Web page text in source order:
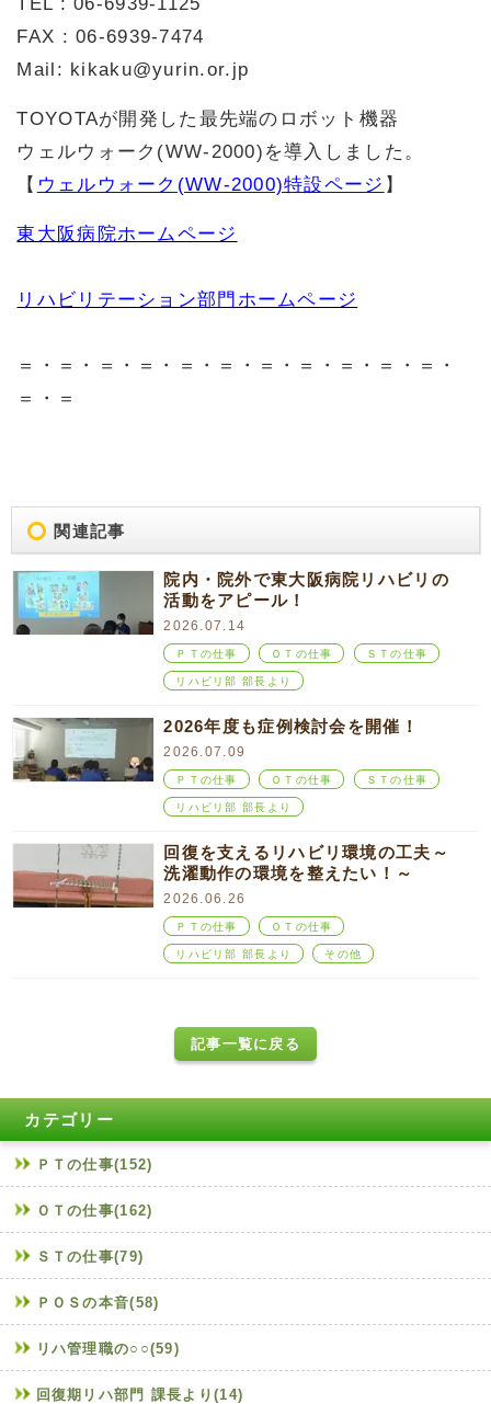
TEL : 06-6939-1125
FAX : 06-6939-7474
Mail: kikaku@yurin.or.jp
TOYOTAが開発した最先端のロボット機器
ウェルウォーク(WW-2000)を導入しました。
【 ウェルウォーク(WW-2000)特設ページ 】
東大阪病院ホームページ
リハビリテーション部門ホームページ
＝・＝・＝・＝・＝・＝・＝・＝・＝・＝・＝・
＝・＝
関連記事
院内・院外で東大阪病院リハビリの
活動をアピール！
2026.07.14
ＰＴの仕事 ＯＴの仕事 ＳＴの仕事
リハビリ部 部長より
2026年度も症例検討会を開催！
2026.07.09
ＰＴの仕事 ＯＴの仕事 ＳＴの仕事
リハビリ部 部長より
回復を支えるリハビリ環境の工夫～
洗濯動作の環境を整えたい！～
2026.06.26
ＰＴの仕事 ＯＴの仕事
リハビリ部 部長より その他
記事一覧に戻る
カテゴリー
ＰＴの仕事(152)
ＯＴの仕事(162)
ＳＴの仕事(79)
ＰＯＳの本音(58)
リハ管理職の○○(59)
回復期リハ部門 課長より(14)